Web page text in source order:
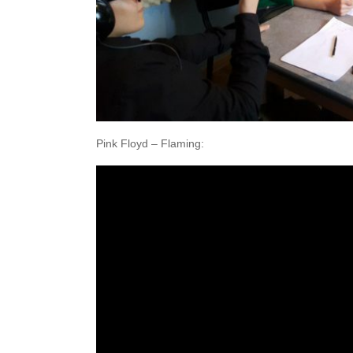
Pink Floyd – Flaming: